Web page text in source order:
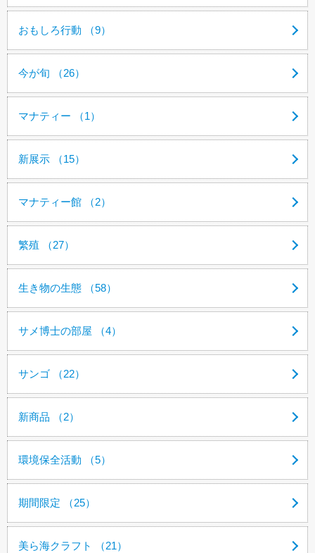
おもしろ行動 （9）
今が旬 （26）
マナティー （1）
新展示 （15）
マナティー館 （2）
繁殖 （27）
生き物の生態 （58）
サメ博士の部屋 （4）
サンゴ （22）
新商品 （2）
環境保全活動 （5）
期間限定 （25）
美ら海クラフト （21）